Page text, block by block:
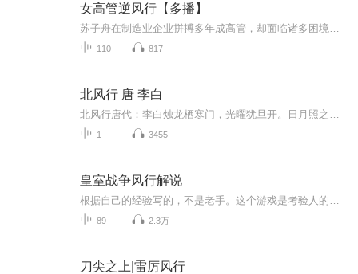
女高管逆风行【多播】
110 817
北风行 唐 李白
1 3455
皇室战争风行解说
89 2.3万
刀尖之上|雷厉风行